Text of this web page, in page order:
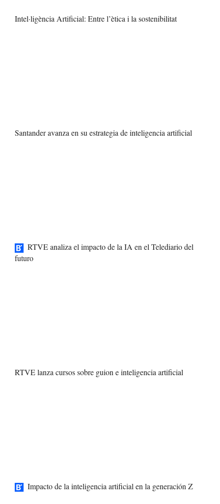
Intel·ligència Artificial: Entre l’ètica i la sostenibilitat
Santander avanza en su estrategia de inteligencia artificial
RTVE analiza el impacto de la IA en el Telediario del
futuro
RTVE lanza cursos sobre guion e inteligencia artificial
Impacto de la inteligencia artificial en la generación Z